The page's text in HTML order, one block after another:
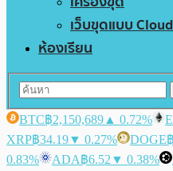
เว็บขุดแบบ
ห้องเรียน
BTC฿2,150,689 ▲ 0.72%
XRP฿34.19▼ 0.27% DOGE
0.83%
ADA฿6.52 ▼ 0.38%